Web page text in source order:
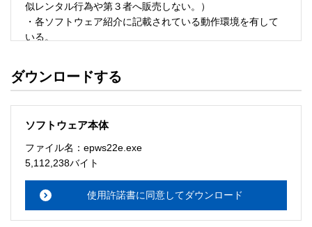
似レンタル行為や第３者へ販売しない。）
・各ソフトウェア紹介に記載されている動作環境を有して
いる。
・ソフトウェアを改変、またはリバースエンジニアリング
ソフトウェアのサポート
・本サーバでは、ユーザーサポートは行いません。搭載ソ
メーションセンターまでお願い
ルをお読み下さい。
ダウンロードする
ソフトウェア本体
ファイル名：epws22e.exe
5,112,238バイト
使用許諾書に同意してダウンロード